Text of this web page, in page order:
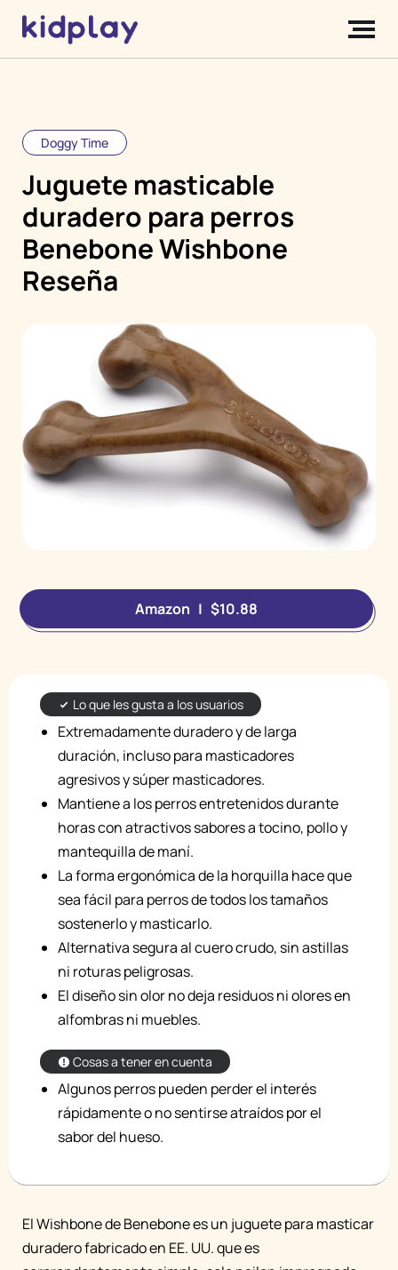
Doggy Time
Juguete masticable
duradero para perros
Benebone Wishbone
Reseña
Amazon | $10.88
Lo que les gusta a los usuarios
Extremadamente duradero y de larga
duración, incluso para masticadores
agresivos y súper masticadores.
Mantiene a los perros entretenidos durante
horas con atractivos sabores a tocino, pollo y
mantequilla de maní.
La forma ergonómica de la horquilla hace que
sea fácil para perros de todos los tamaños
sostenerlo y masticarlo.
Alternativa segura al cuero crudo, sin astillas
ni roturas peligrosas.
El diseño sin olor no deja residuos ni olores en
alfombras ni muebles.
Cosas a tener en cuenta
Algunos perros pueden perder el interés
rápidamente o no sentirse atraídos por el
sabor del hueso.
El Wishbone de Benebone es un juguete para masticar
duradero fabricado en EE. UU. que es